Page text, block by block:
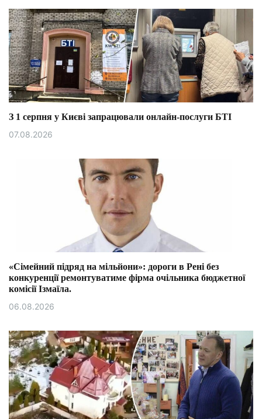
З 1 серпня у Києві запрацювали онлайн-послуги БТІ
07.08.2026
«Сімейний підряд на мільйони»: дороги в Рені без
конкуренції ремонтуватиме фірма очільника бюджетної
комісії Ізмаїла.
06.08.2026